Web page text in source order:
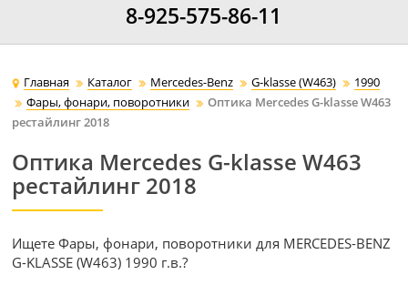
8-925-575-86-11
Главная Каталог Mercedes-Benz G-klasse (W463)
1990
Фары, фонари, поворотники
Оптика Mercedes G-klasse W463
рестайлинг 2018
Оптика Mercedes G-klasse W463
рестайлинг 2018
Ищете Фары, фонари, поворотники для MERCEDES-BENZ
G-KLASSE (W463) 1990 г.в.?